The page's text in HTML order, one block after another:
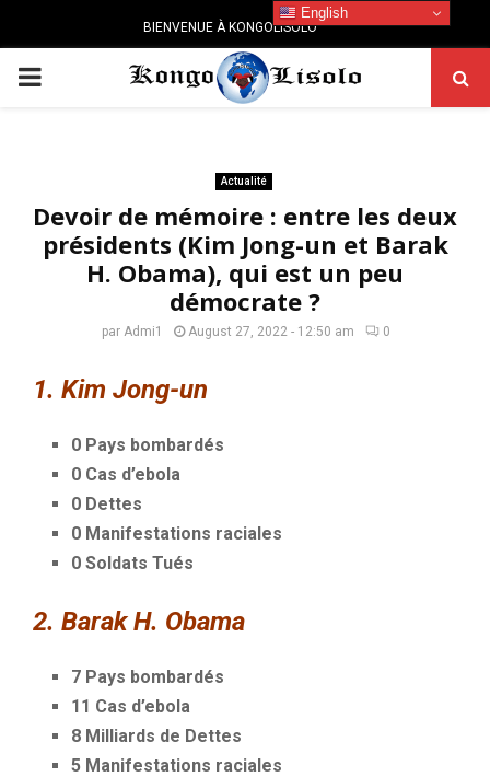
BIENVENUE À KONGOLISOLO
PRIMARY
Actualité
Devoir de mémoire : entre les deux
présidents (Kim Jong-un et Barak
H. Obama), qui est un peu
démocrate ?
par Admi1 August 27, 2022 - 12:50 am 0
1. Kim Jong-un
0 Pays bombardés
0 Cas d’ebola
0 Dettes
0 Manifestations raciales
0 Soldats Tués
2. Barak H. Obama
7 Pays bombardés
11 Cas d’ebola
8 Milliards de Dettes
5 Manifestations raciales
English